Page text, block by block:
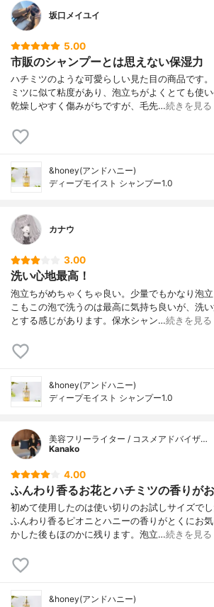
坂口メイユイ
5.00
市販のシャンプーとは思えない保湿力
ハチミツのような可愛らしい見た目の商品です
ミツに似て粘度があり、泡立ちがよくとても使
乾燥しやすく傷みがちですが、毛先…続きを見る
&honey(アンドハニー)
ディープモイスト シャンプー1.0
カナウ
3.00
洗い心地最高！
泡立ちがめちゃくちゃ良い。少量でもかなり泡
こもこの泡で洗うのは最高に気持ち良いが、洗
とする感じがあります。保水シャン…続きを見る
&honey(アンドハニー)
ディープモイスト シャンプー1.0
美容フリーライター / コスメアドバイザ…
Kanako
4.00
ふんわり香るお花とハチミツの香りが
初めて使用したのは使い切りのお試しサイズで
ふんわり香るピオニとハニーの香りがとくにお
かした後もほのかに残ります。泡立…続きを見る
&honey(アンドハニー)